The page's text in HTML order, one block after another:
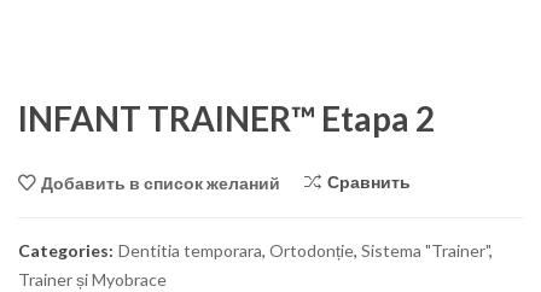
INFANT TRAINER™ Etapa 2
Добавить в список желаний Сравнить
Categories: Dentitia temporara, Ortodonție, Sistema "Trainer",
Trainer și Myobrace